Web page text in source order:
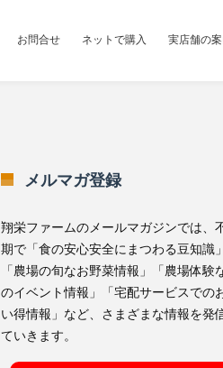
お問合せ ネットで購入 実店舗の
メルマガ登録
翔栄ファームのメールマガジンでは、
期で「食の安心安全にまつわる豆知識」
「農場の旬なお野菜情報」「農場体験
のイベント情報」「宅配サービスでの
い得情報」など、さまざまな情報を発
ていきます。